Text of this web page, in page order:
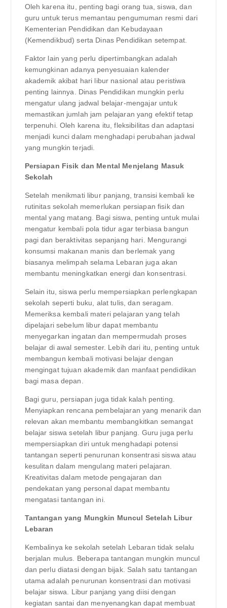
Oleh karena itu, penting bagi orang tua, siswa, dan
guru untuk terus memantau pengumuman resmi dari
Kementerian Pendidikan dan Kebudayaan
(Kemendikbud) serta Dinas Pendidikan setempat.
Faktor lain yang perlu dipertimbangkan adalah
kemungkinan adanya penyesuaian kalender
akademik akibat hari libur nasional atau peristiwa
penting lainnya. Dinas Pendidikan mungkin perlu
mengatur ulang jadwal belajar-mengajar untuk
memastikan jumlah jam pelajaran yang efektif tetap
terpenuhi. Oleh karena itu, fleksibilitas dan adaptasi
menjadi kunci dalam menghadapi perubahan jadwal
yang mungkin terjadi.
Persiapan Fisik dan Mental Menjelang Masuk
Sekolah
Setelah menikmati libur panjang, transisi kembali ke
rutinitas sekolah memerlukan persiapan fisik dan
mental yang matang. Bagi siswa, penting untuk mulai
mengatur kembali pola tidur agar terbiasa bangun
pagi dan beraktivitas sepanjang hari. Mengurangi
konsumsi makanan manis dan berlemak yang
biasanya melimpah selama Lebaran juga akan
membantu meningkatkan energi dan konsentrasi.
Selain itu, siswa perlu mempersiapkan perlengkapan
sekolah seperti buku, alat tulis, dan seragam.
Memeriksa kembali materi pelajaran yang telah
dipelajari sebelum libur dapat membantu
menyegarkan ingatan dan mempermudah proses
belajar di awal semester. Lebih dari itu, penting untuk
membangun kembali motivasi belajar dengan
mengingat tujuan akademik dan manfaat pendidikan
bagi masa depan.
Bagi guru, persiapan juga tidak kalah penting.
Menyiapkan rencana pembelajaran yang menarik dan
relevan akan membantu membangkitkan semangat
belajar siswa setelah libur panjang. Guru juga perlu
mempersiapkan diri untuk menghadapi potensi
tantangan seperti penurunan konsentrasi siswa atau
kesulitan dalam mengulang materi pelajaran.
Kreativitas dalam metode pengajaran dan
pendekatan yang personal dapat membantu
mengatasi tantangan ini.
Tantangan yang Mungkin Muncul Setelah Libur
Lebaran
Kembalinya ke sekolah setelah Lebaran tidak selalu
berjalan mulus. Beberapa tantangan mungkin muncul
dan perlu diatasi dengan bijak. Salah satu tantangan
utama adalah penurunan konsentrasi dan motivasi
belajar siswa. Libur panjang yang diisi dengan
kegiatan santai dan menyenangkan dapat membuat